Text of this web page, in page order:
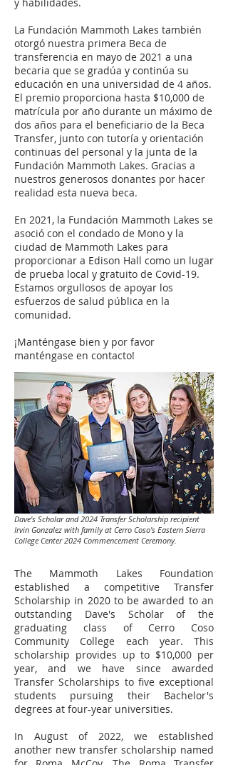
La Fundación Mammoth Lakes también
otorgó nuestra primera Beca de
transferencia en mayo de 2021 a una
becaria que se gradúa y continúa su
educación en una universidad de 4 años.
El premio proporciona hasta $10,000 de
matrícula por año durante un máximo de
dos años para el beneficiario de la Beca
Transfer, junto con tutoría y orientación
continuas del personal y la junta de la
Fundación Mammoth Lakes. Gracias a
nuestros generosos donantes por hacer
realidad esta nueva beca.
En 2021, la Fundación Mammoth Lakes se
asoció con el condado de Mono y la
ciudad de Mammoth Lakes para
proporcionar a Edison Hall como un lugar
de prueba local y gratuito de Covid-19.
Estamos orgullosos de apoyar los
esfuerzos de salud pública en la
comunidad.
¡Manténgase bien y por favor
manténgase en contacto!
Dave's Scholar and 2024 Transfer Scholarship recipient
Irvin Gonzalez with family at Cerro Coso's Eastern Sierra
College Center 2024 Commencement Ceremony.
The Mammoth Lakes Foundation
established a competitive Transfer
Scholarship in 2020 to be awarded to an
outstanding Dave's Scholar of the
graduating class of Cerro Coso
Community College each year. This
scholarship provides up to $10,000 per
year, and we have since awarded
Transfer Scholarships to five exceptional
students pursuing their Bachelor's
degrees at four-year universities.
In August of 2022, we established
another new transfer scholarship named